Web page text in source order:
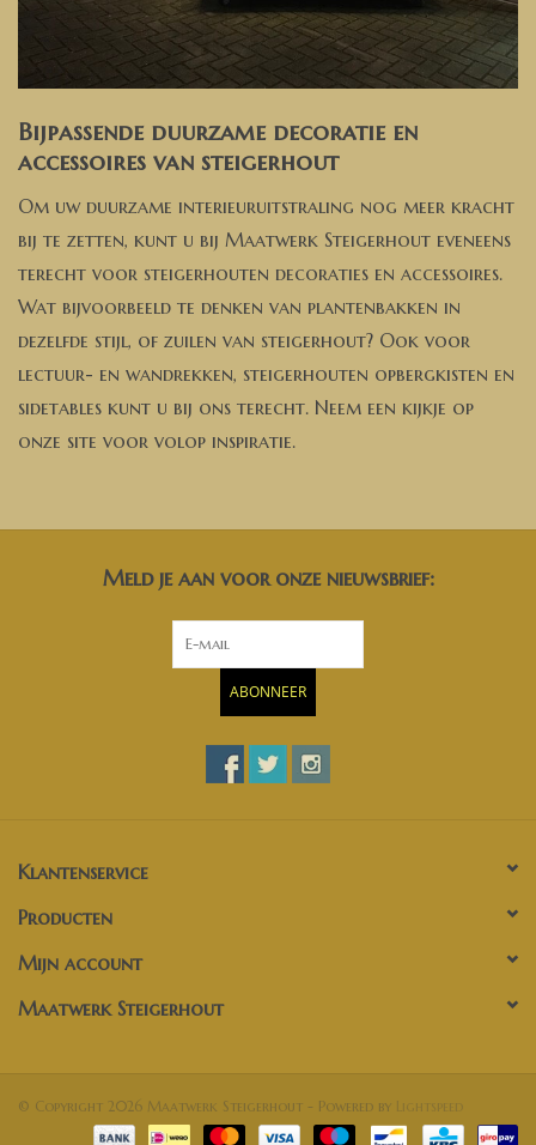
Bijpassende duurzame decoratie en
accessoires van steigerhout
Om uw duurzame interieuruitstraling nog meer kracht
bij te zetten, kunt u bij Maatwerk Steigerhout eveneens
terecht voor steigerhouten decoraties en accessoires.
Wat bijvoorbeeld te denken van plantenbakken in
dezelfde stijl, of zuilen van steigerhout? Ook voor
lectuur- en wandrekken, steigerhouten opbergkisten en
sidetables kunt u bij ons terecht. Neem een kijkje op
onze site voor volop inspiratie.
Meld je aan voor onze nieuwsbrief:
ABONNEER
Klantenservice
Producten
Mijn account
Maatwerk Steigerhout
© Copyright 2026 Maatwerk Steigerhout - Powered by Lightspeed